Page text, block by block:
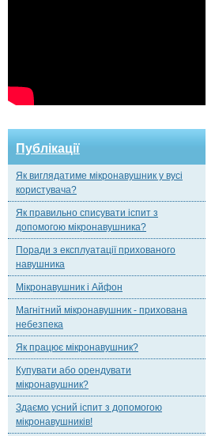
Публікації
Як виглядатиме мікронавушник у вусі
користувача?
Як правильно списувати іспит з
допомогою мікронавушника?
Поради з експлуатації прихованого
навушника
Мікронавушник і Айфон
Магнітний мікронавушник - прихована
небезпека
Як працює мікронавушник?
Купувати або орендувати
мікронавушник?
Здаємо усний іспит з допомогою
мікронавушників!